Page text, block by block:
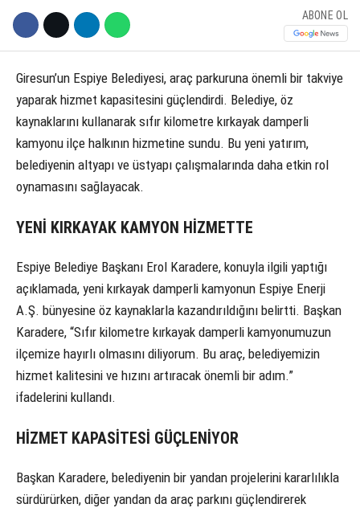
Youtube
ABONE OL
Giresun’un Espiye Belediyesi, araç parkuruna önemli bir takviye
yaparak hizmet kapasitesini güçlendirdi. Belediye, öz
kaynaklarını kullanarak sıfır kilometre kırkayak damperli
kamyonu ilçe halkının hizmetine sundu. Bu yeni yatırım,
belediyenin altyapı ve üstyapı çalışmalarında daha etkin rol
oynamasını sağlayacak.
YENİ KIRKAYAK KAMYON HİZMETTE
Espiye Belediye Başkanı Erol Karadere, konuyla ilgili yaptığı
açıklamada, yeni kırkayak damperli kamyonun Espiye Enerji
A.Ş. bünyesine öz kaynaklarla kazandırıldığını belirtti. Başkan
Karadere, “Sıfır kilometre kırkayak damperli kamyonumuzun
ilçemize hayırlı olmasını diliyorum. Bu araç, belediyemizin
hizmet kalitesini ve hızını artıracak önemli bir adım.”
ifadelerini kullandı.
HİZMET KAPASİTESİ GÜÇLENİYOR
Başkan Karadere, belediyenin bir yandan projelerini kararlılıkla
sürdürürken, diğer yandan da araç parkını güçlendirerek